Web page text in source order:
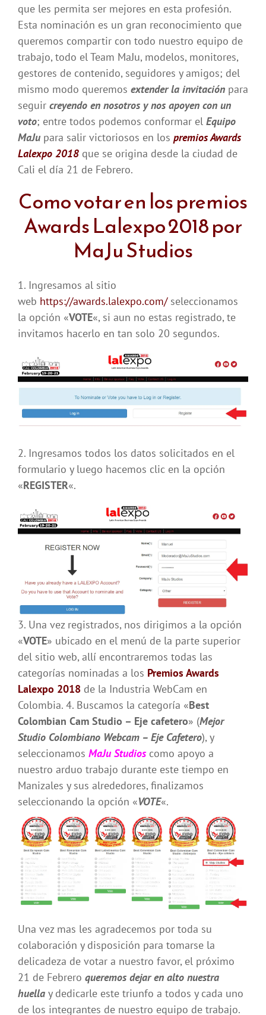
que les permita ser mejores en esta profesión.
Esta nominación es un gran reconocimiento que
queremos compartir con todo nuestro equipo de
trabajo, todo el Team MaJu, modelos, monitores,
gestores de contenido, seguidores y amigos; del
mismo modo queremos extender la invitación para
seguir creyendo en nosotros y nos apoyen con un
voto; entre todos podemos conformar el Equipo
MaJu para salir victoriosos en los premios Awards
Lalexpo 2018 que se origina desde la ciudad de
Cali el día 21 de Febrero.
Como votar en los premios
Awards Lalexpo 2018 por
MaJu Studios
1. Ingresamos al sitio
web https://awards.lalexpo.com/seleccionamos
la opción «VOTE«, si aun no estas registrado, te
invitamos hacerlo en tan solo 20 segundos.
2. Ingresamos todos los datos solicitados en el
formulario y luego hacemos clic en la opción
«REGISTER«.
3. Una vez registrados, nos dirigimos a la opción
«VOTE» ubicado en el menú de la parte superior
del sitio web, allí encontraremos todas las
categorías nominadas a los Premios Awards
Lalexpo 2018 de la Industria WebCam en
Colombia. 4. Buscamos la categoría «Best
Colombian Cam Studio – Eje cafetero» (Mejor
Studio Colombiano Webcam – Eje Cafetero), y
seleccionamos MaJu Studios como apoyo a
nuestro arduo trabajo durante este tiempo en
Manizales y sus alrededores, finalizamos
seleccionando la opción «VOTE«.
Una vez mas les agradecemos por toda su
colaboración y disposición para tomarse la
delicadeza de votar a nuestro favor, el próximo
21 de Febrero queremos dejar en alto nuestra
huella y dedicarle este triunfo a todos y cada uno
de los integrantes de nuestro equipo de trabajo.